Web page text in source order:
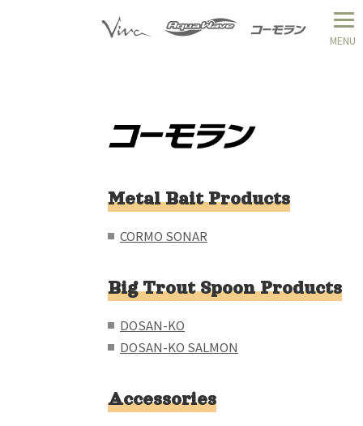
Metal Bait Products
CORMO SONAR
Big Trout Spoon Products
DOSAN-KO
DOSAN-KO SALMON
Accessories